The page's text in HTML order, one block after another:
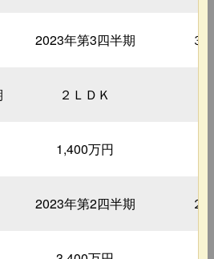
2023年第3四半期 ３
２ＬＤＫ
1,400万円
2023年第2四半期 ２